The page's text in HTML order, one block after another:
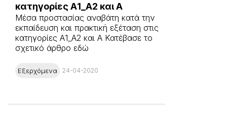
κατηγορίες Α1_Α2 και Α
Μέσα προστασίας αναβάτη κατά την
εκπαίδευση και πρακτική εξέταση στις
κατηγορίες Α1_Α2 και Α Κατέβασε το
σχετικό άρθρο εδώ
Εξερχόμενα 24-04-2020